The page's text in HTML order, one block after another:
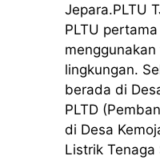
Jepara.PLTU
PLTU
lingkungan.
berada di
PLTD
di Desa
Listrik Tenaga